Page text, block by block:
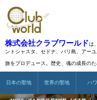
株式会社クラブワールドは
ントシャスタ、 セドナ、バリ島、アー
旅をプロデュース。歴史、魂の成長の
日本の聖地 世界の聖地 ハ